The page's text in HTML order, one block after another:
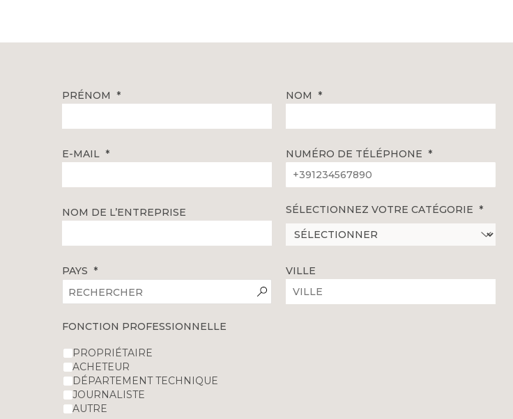
PRÉNOM NOM
E-MAIL NUMÉRO DE TÉLÉPHONE
NOM DE L’ENTREPRISE SÉLECTIONNEZ VOTRE CATÉGORIE
PAYS VILLE
FONCTION PROFESSIONNELLE
PROPRIÉTAIRE
ACHETEUR
DÉPARTEMENT TECHNIQUE
JOURNALISTE
AUTRE